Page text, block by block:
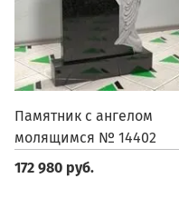
Памятник с ангелом
молящимся № 14402
172 980 руб.